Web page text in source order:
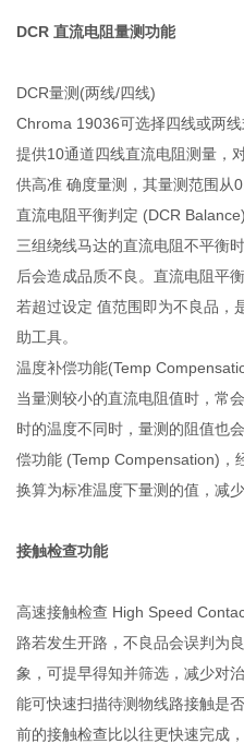
DCR 直流电阻量测功能
DCR量测(两线/四线)
Chroma 19036可选择四线或两
提供10通道四线直流电阻测量，
供高准 确度量测，其量测范围从
直流电阻平衡判定 (DCR Balance)
三组绕线马达的直流电阻不平衡
后会造成品质不良。直流电阻平
若超过设定 值范围即为不良品，
助工具。
温度补偿功能(Temp
当量测较小的直流电阻值时，常
时的温度不同时，量测的阻值也
偿功能 (Temp Compensation)，
换算为标准温度下量测的值，减
接触检查功能
高速接触检查 High Speed
路若发生开路，不良品会误判为
象，可提早得知并筛选，减少对
能可快速扫描待测物线路接触是
前的接触检查比以往更快速完成